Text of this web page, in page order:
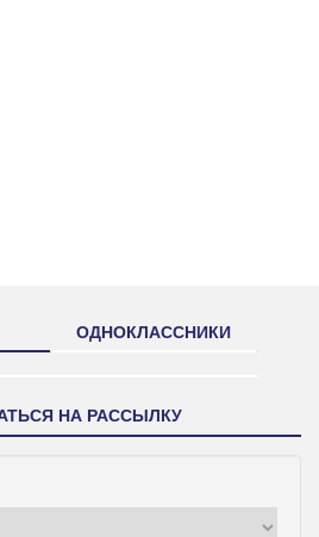
ОДНОКЛАССНИКИ
НА РАССЫЛКУ